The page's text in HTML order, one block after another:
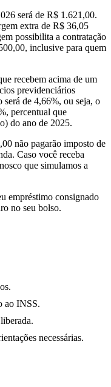
será de R$ 1.621,00.
extra de R$ 36,05
possibilita a contratação
inclusive para quem
recebem acima de um
previdenciários
será de 4,66%, ou seja, o
percentual que
do ano de 2025.
não pagarão imposto de
Caso você receba
que simulamos a
empréstimo consignado
no seu bolso.
ao INSS.
necessárias.